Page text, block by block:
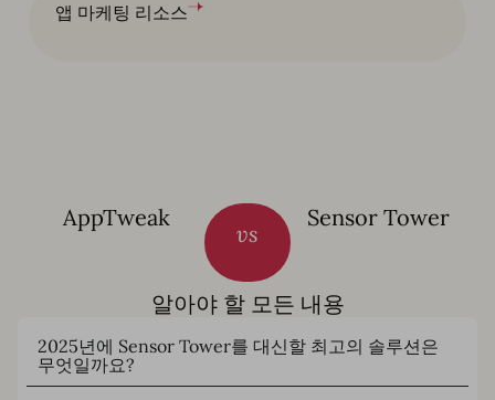
앱 마케팅 리소스
AppTweak
vs
Sensor Tower
알아야 할 모든 내용
2025년에 Sensor Tower를 대신할 최고의 솔루션은
무엇일까요?